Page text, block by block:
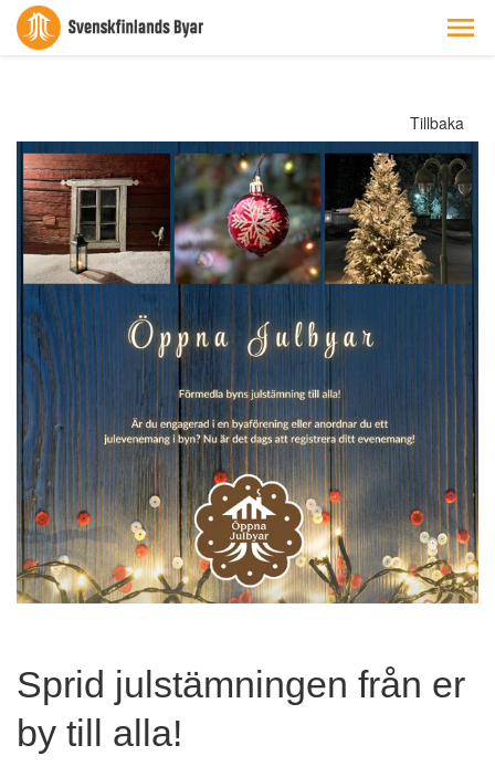
Tillbaka
Sprid julstämningen från er
by till alla!